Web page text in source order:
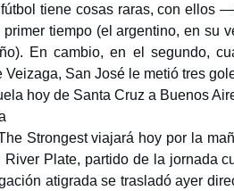
tiene cosas raras, con ellos
tiempo (el argentino, en su
En cambio, en el segundo,
Veizaga, San José le metió tres
hoy de Santa Cruz a Buenos
Strongest viajará hoy por la
River Plate, partido de la jornada
atigrada se trasladó ayer